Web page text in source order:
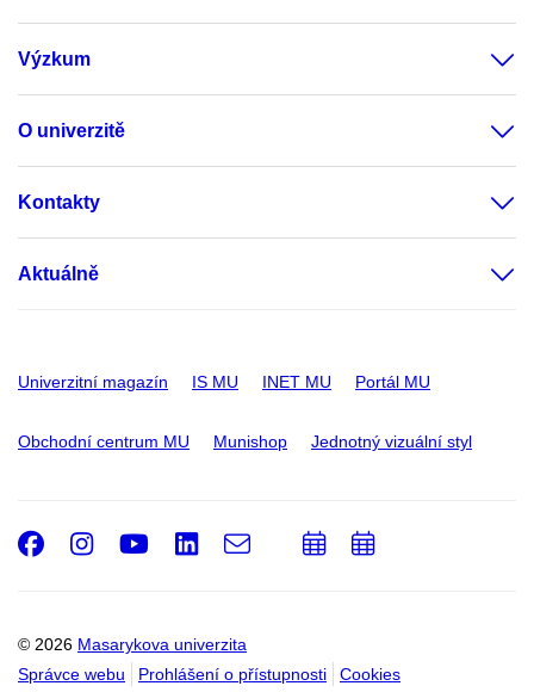
Výzkum
O univerzitě
Kontakty
Aktuálně
Univerzitní magazín IS MU INET MU Portál MU
Obchodní centrum MU Munishop Jednotný vizuální styl
© 2026 Masarykova univerzita
Správce webu
Prohlášení o přístupnosti Cookies
Facebook
Instagram
Youtube
LinkedIn
e-
PřidatPřidat